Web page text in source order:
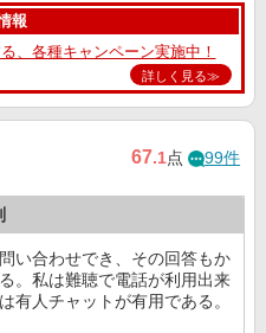
報
、各種キャンペーン実施中！
詳しく見る≫
67.1点 99件
い合わせでき、その回答もか
。私は難聴で電話が利用出来
有人チャットが有用である。